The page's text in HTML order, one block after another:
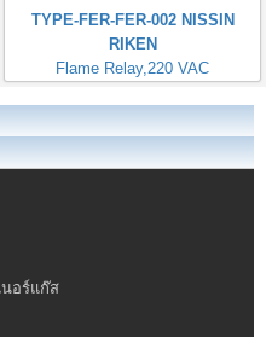
TYPE-FER-FER-002 NISSIN
RIKEN
Flame Relay,220 VAC
อร์แก๊ส